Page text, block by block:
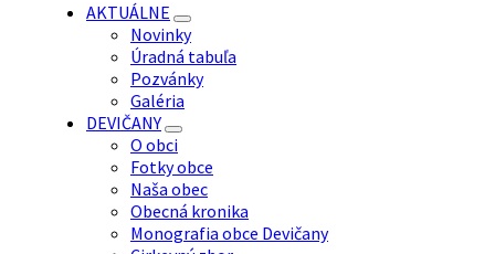
AKTUÁLNE
Novinky
Úradná tabuľa
Pozvánky
Galéria
DEVIČANY
O obci
Fotky obce
Naša obec
Obecná kronika
Monografia obce Devičany